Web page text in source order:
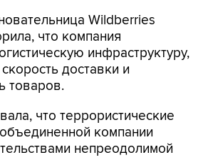
Wildberries
что компания
инфраструктуру,
доставки и
товаров.
что террористические
компании
непреодолимой